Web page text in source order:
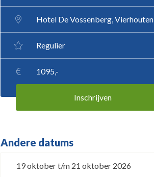
Hotel De Vossenberg, Vierhouten
Regulier
1095,-
Inschrijven
Andere datums
19 oktober t/m 21 oktober 2026